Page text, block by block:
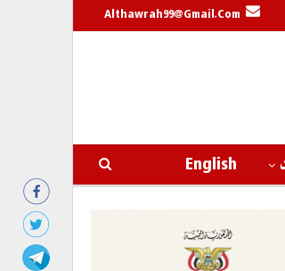
Althawrah99@gmail.com
English